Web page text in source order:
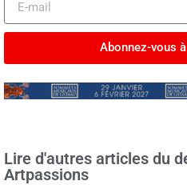
Abonnez-vous
Lire d'autres articles du
Artpassions